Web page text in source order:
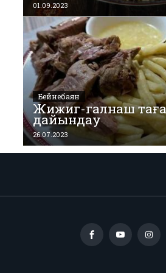
01.09.2023
Бейнебаян
Жижиг-галнаш
дайындау
26.07.2023